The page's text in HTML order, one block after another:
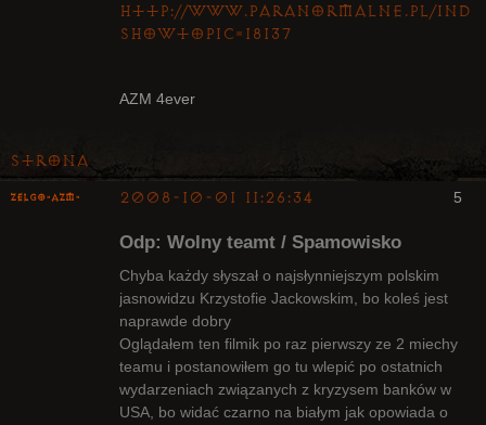
http://www.paranormalne.pl/
showtopic=18137
AZM 4ever
Strona
5
ZelgO-AZM- 2008-10-01 11:26:34
Odp: Wolny teamt / Spamowisko
Chyba każdy słyszał o najsłynniejszym polskim
jasnowidzu Krzystofie Jackowskim, bo koleś jest
naprawde dobry
Oglądałem ten filmik po raz pierwszy ze 2 miechy
teamu i postanowiłem go tu wlepić po ostatnich
wydarzeniach związanych z kryzysem banków w
USA, bo widać czarno na białym jak opowiada o